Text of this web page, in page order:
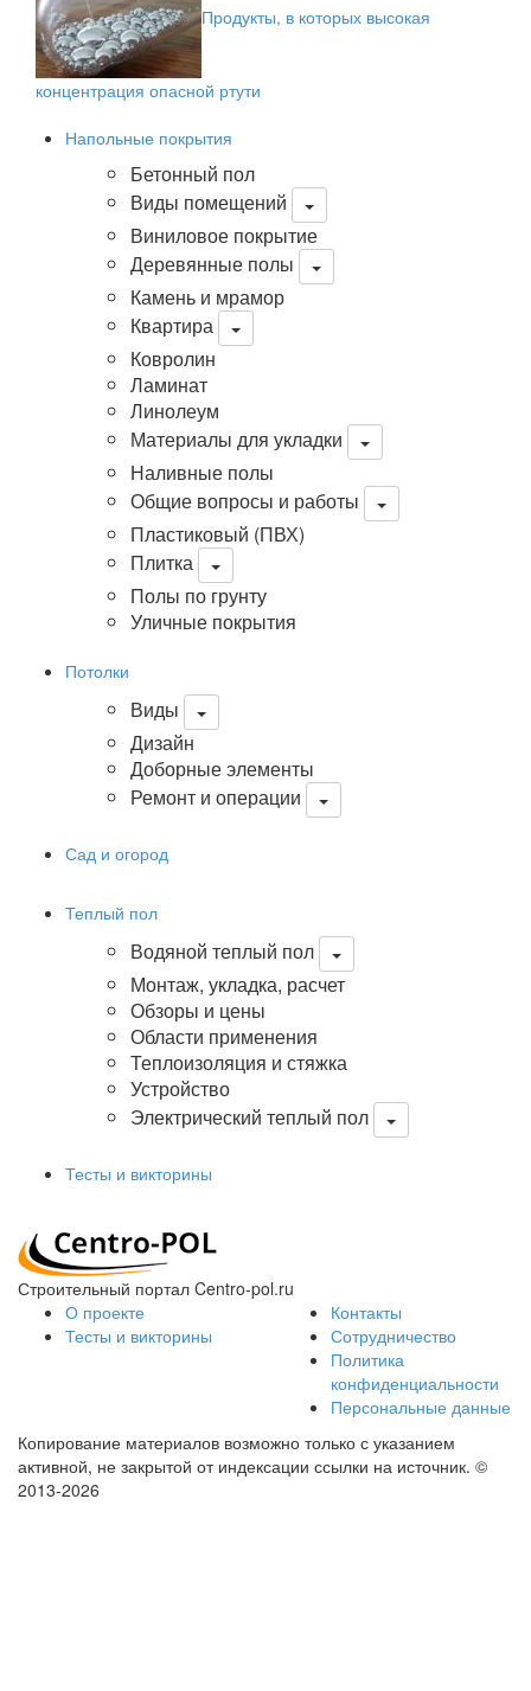
Продукты, в которых высокая
концентрация опасной ртути
Напольные покрытия
Бетонный пол
Виды помещений
Виниловое покрытие
Деревянные полы
Камень и мрамор
Квартира
Ковролин
Ламинат
Линолеум
Материалы для укладки
Наливные полы
Общие вопросы и работы
Пластиковый (ПВХ)
Плитка
Полы по грунту
Уличные покрытия
Потолки
Виды
Дизайн
Доборные элементы
Ремонт и операции
Сад и огород
Теплый пол
Водяной теплый пол
Монтаж, укладка, расчет
Обзоры и цены
Области применения
Теплоизоляция и стяжка
Устройство
Электрический теплый пол
Тесты и викторины
Строительный портал Centro-pol.ru
О проекте
Тесты и викторины
Контакты
Сотрудничество
Политика
конфиденциальности
Персональные данные
Копирование материалов возможно только с указанием
активной, не закрытой от индексации ссылки на источник. ©
2013-2026